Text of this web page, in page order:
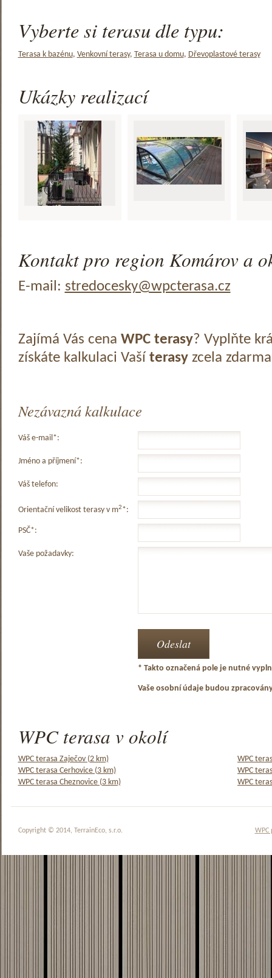
Vyberte si terasu dle typu:
Terasa k bazénu, Venkovní terasy, Terasa u domu, Dřevoplastové terasy
Ukázky realizací
Kontakt pro region Komárov a
E-mail: stredocesky@wpcterasa.cz
Zajímá Vás cena WPC terasy? Vyplňte
získáte kalkulaci Vaší terasyzcela
Nezávazná kalkulace
Váš e-mail*:
Jméno a příjmení*:
Váš telefon:
Orientační velikost terasy v m2*:
PSČ*:
Vaše požadavky:
* Takto označená pole je nutné
Vaše osobní údaje budou
WPC terasa v okolí
WPC terasa Zaječov (2 km)
WPC
WPC terasa Cerhovice (3 km)
WPC
WPC terasa Cheznovice (3 km)
WPC
WPC
Copyright © 2014, TerrainEco, s.r.o.